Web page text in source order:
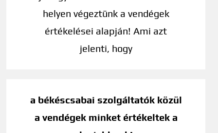
helyen végeztünk a vendégek
értékelései alapján! Ami azt
jelenti, hogy
a békéscsabai szolgáltatók közül
a vendégek minket értékeltek a